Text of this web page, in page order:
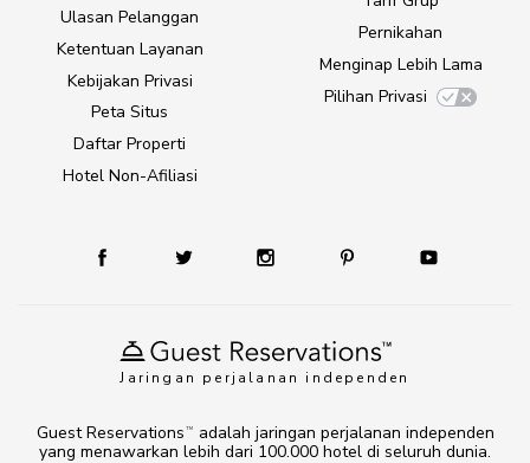
Jaringan perjalanan independen
Ulasan Pelanggan
Ketentuan Layanan
Kebijakan Privasi
Peta Situs
Daftar Properti
Hotel Non-Afiliasi
Pernikahan
Menginap Lebih Lama
Pilihan Privasi
Guest Reservations TM
adalah jaringan perjalanan independen
yang menawarkan lebih dari 100.000 hotel di seluruh dunia.